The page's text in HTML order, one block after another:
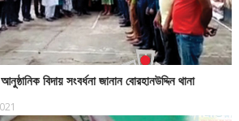
বিদায় সংবর্ধনা জানান বোরহানউদ্দিন থানা